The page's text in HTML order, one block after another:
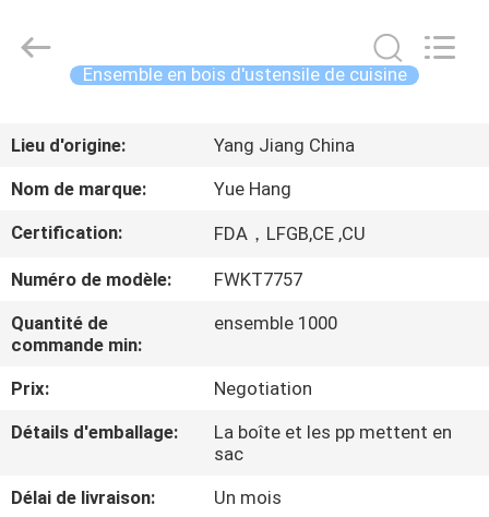
PRODUITS
SUJET
DE
VISITE
silicone
2023
All
Rights
Ensemble en bois d'ustensile de cuisine
Lieu d'origine:
Yang Jiang China
Nom de marque:
Yue Hang
Certification:
FDA，LFGB,CE ,CU
Numéro de modèle:
FWKT7757
Quantité de
commande min:
ensemble 1000
Prix:
Negotiation
Détails d'emballage:
La boîte et les pp mettent en
sac
Délai de livraison:
Un mois